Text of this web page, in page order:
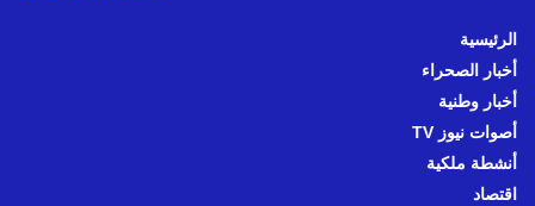
الرئيسية
أخبار الصحراء
أخبار وطنية
أصوات نيوز TV
أنشطة ملكية
اقتصاد